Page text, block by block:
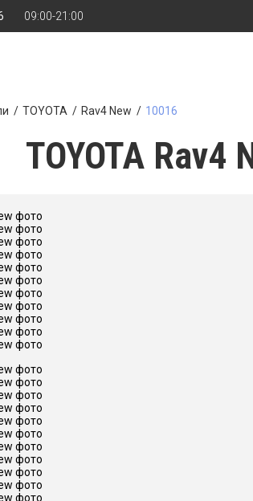
09:00-21:00
TOYOTA Rav4 New 10016
TOYOTA